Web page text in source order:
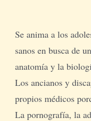
Se anima a los
sanos en busca de
anatomía y la
Los ancianos y
propios médicos
La pornografía, la